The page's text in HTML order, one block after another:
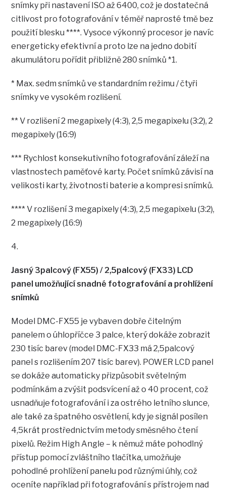
snímky při nastavení ISO až 6400, což je dostatečná
citlivost pro fotografování v téměř naprosté tmě bez
použití blesku ****. Vysoce výkonný procesor je navíc
energeticky efektivní a proto lze na jedno dobití
akumulátoru pořídit přibližně 280 snímků *1.
* Max. sedm snímků ve standardním režimu / čtyři
snímky ve vysokém rozlišení.
** V rozlišení 2 megapixely (4:3), 2,5 megapixelu (3:2), 2
megapixely (16:9)
*** Rychlost konsekutivního fotografování záleží na
vlastnostech paměťové karty. Počet snímků závisí na
velikosti karty, životnosti baterie a kompresi snímků.
**** V rozlišení 3 megapixely (4:3), 2,5 megapixelu (3:2),
2 megapixely (16:9)
4.
Jasný 3palcový (FX55) / 2,5palcový (FX33) LCD
panel umožňující snadné fotografování a prohlížení
snímků
Model DMC-FX55 je vybaven dobře čitelným
panelem o úhlopříčce 3 palce, který dokáže zobrazit
230 tisíc barev (model DMC-FX33 má 2,5palcový
panel s rozlišením 207 tisíc barev). POWER LCD panel
se dokáže automaticky přizpůsobit světelným
podmínkám a zvýšit podsvícení až o 40 procent, což
usnadňuje fotografování i za ostrého letního slunce,
ale také za špatného osvětlení, kdy je signál posílen
4,5krát prostřednictvím metody směsného čtení
pixelů. Režim High Angle – k němuž máte pohodlný
přístup pomocí zvláštního tlačítka, umožňuje
pohodlné prohlížení panelu pod různými úhly, což
oceníte například při fotografování s přístrojem nad